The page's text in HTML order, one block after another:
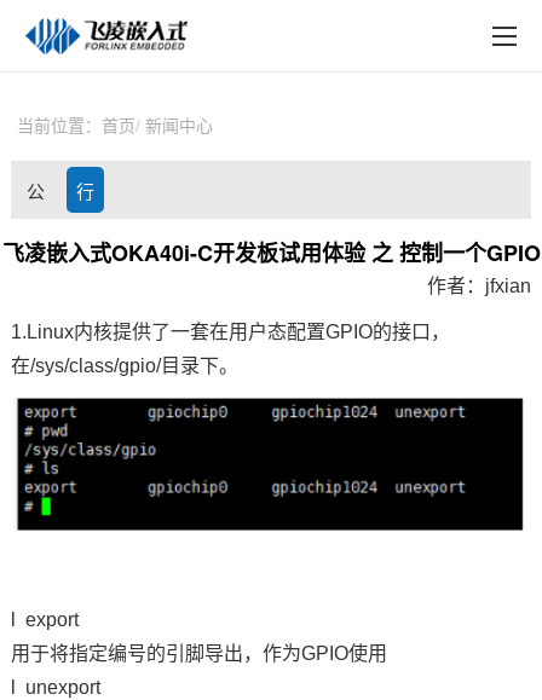
技术与支持
在线文档
方案定制
关于飞凌
天猫商城
淘宝商城
新闻中心
在线购买
当前位置： 首页 新闻中心
公
司
态
行
业
讯
飞凌嵌入式OKA40i-C开发板试用体验 之 控制一个GPIO
作者： jfxian
1. Linux内核提供了一套在用户态配置GPIO的接口，
在/sys/class/gpio/目录下。
l export
用于将指定编号的引脚导出，作为GPIO使用
l unexport